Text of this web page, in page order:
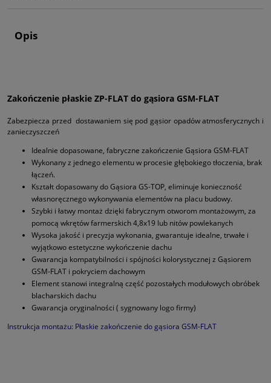
Opis
Zakończenie płaskie ZP-FLAT do gąsiora GSM-FLAT
Zabezpiecza przed dostawaniem się pod gąsior opadów atmosferycznych i
zanieczyszczeń
Idealnie dopasowane, fabryczne zakończenie Gąsiora GSM-FLAT
Wykonany z jednego elementu w procesie głębokiego tłoczenia, brak
łączeń.
Kształt dopasowany do Gąsiora GS-TOP, eliminuje konieczność
własnoręcznego wykonywania elementów na placu budowy.
Szybki i łatwy montaż dzięki fabrycznym otworom montażowym, za
pomocą wkrętów farmerskich 4,8x19 lub nitów powlekanych
Wysoka jakość i precyzja wykonania, gwarantuje idealne, trwałe i
wyjątkowo estetyczne wykończenie dachu
Gwarancja kompatybilności i spójności kolorystycznej z Gąsiorem
GSM-FLAT i pokryciem dachowym
Element stanowi integralną część pozostałych modułowych obróbek
blacharskich dachu
Gwarancja oryginalności ( sygnowany logo firmy)
Instrukcja montażu: Płaskie zakończenie do gąsiora GSM-FLAT